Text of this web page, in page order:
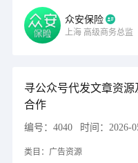
众安保险
上海 高级商务总监
寻公众号代发文章资
合作
编号： 4040 时间： 2026-
类目： 广告资源